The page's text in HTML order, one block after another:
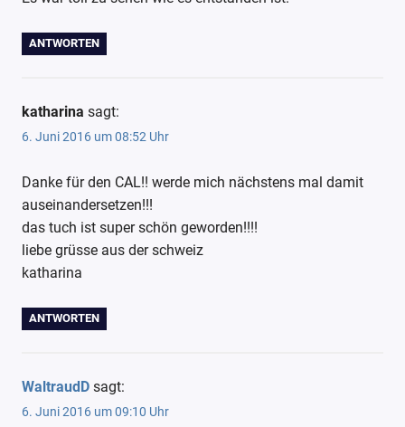
ANTWORTEN
katharina sagt:
6. Juni 2016 um 08:52 Uhr
Danke für den CAL!! werde mich nächstens mal damit
auseinandersetzen!!!
das tuch ist super schön geworden!!!!
liebe grüsse aus der schweiz
katharina
ANTWORTEN
WaltraudD sagt:
6. Juni 2016 um 09:10 Uhr